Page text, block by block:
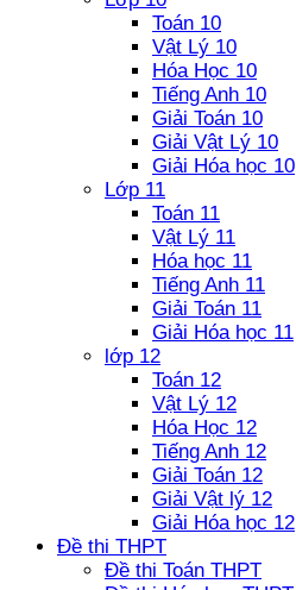
Toán 10
Vật Lý 10
Hóa Học 10
Tiếng Anh 10
Giải Toán 10
Giải Vật Lý 10
Giải Hóa học 10
Lớp 11
Toán 11
Vật Lý 11
Hóa học 11
Tiếng Anh 11
Giải Toán 11
Giải Hóa học 11
lớp 12
Toán 12
Vật Lý 12
Hóa Học 12
Tiếng Anh 12
Giải Toán 12
Giải Vật lý 12
Giải Hóa học 12
Đề thi THPT
Đề thi Toán THPT